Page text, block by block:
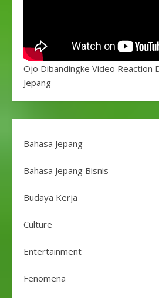
Ojo Dibandingke Video Reaction
Jepang
Bahasa Jepang
Bahasa Jepang Bisnis
Budaya Kerja
Culture
Entertainment
Fenomena